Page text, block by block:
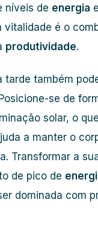
níveis de energia
vitalidade é o
produtividade.
tarde também
se de
solar, o que
a manter o
Transformar a
de pico de
dominada com